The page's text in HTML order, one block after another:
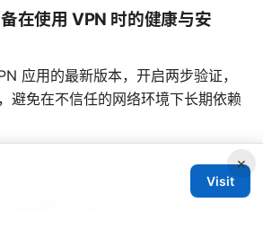
在使用 VPN 时的健康与安
应用的最新版本，开启两步验证，
避免在不信任的网络环境下长期依赖
息密度和实用性，别忘了在评论区告
×
Visit